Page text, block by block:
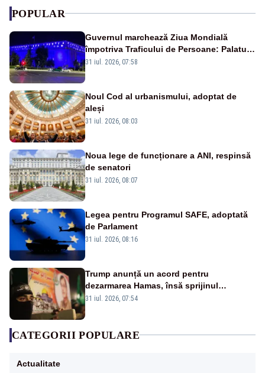
POPULAR
Guvernul marchează Ziua Mondială
împotriva Traficului de Persoane: Palatul
Victoria, iluminat în albastru
31 iul. 2026, 07:58
Noul Cod al urbanismului, adoptat de
aleși
31 iul. 2026, 08:03
Noua lege de funcționare a ANI, respinsă
de senatori
31 iul. 2026, 08:07
Legea pentru Programul SAFE, adoptată
de Parlament
31 iul. 2026, 08:16
Trump anunță un acord pentru
dezarmarea Hamas, însă sprijinul
Israelului rămâne incert
31 iul. 2026, 07:54
CATEGORII POPULARE
Actualitate